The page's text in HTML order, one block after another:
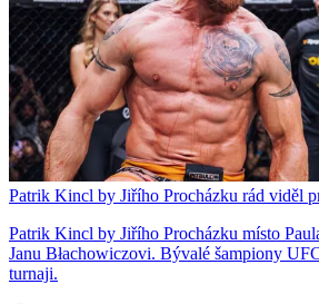
Patrik Kincl by Jiřího Procházku rád viděl
Patrik Kincl by Jiřího Procházku místo
Janu Błachowiczovi. Bývalé šampiony
turnaji.